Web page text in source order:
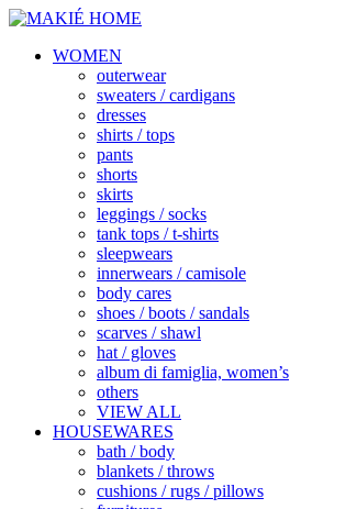
WOMEN
outerwear
sweaters / cardigans
dresses
shirts / tops
pants
shorts
skirts
leggings / socks
tank tops / t-shirts
sleepwears
innerwears / camisole
body cares
shoes / boots / sandals
scarves / shawl
hat / gloves
album di famiglia, women’s
others
VIEW ALL
HOUSEWARES
bath / body
blankets / throws
cushions / rugs / pillows